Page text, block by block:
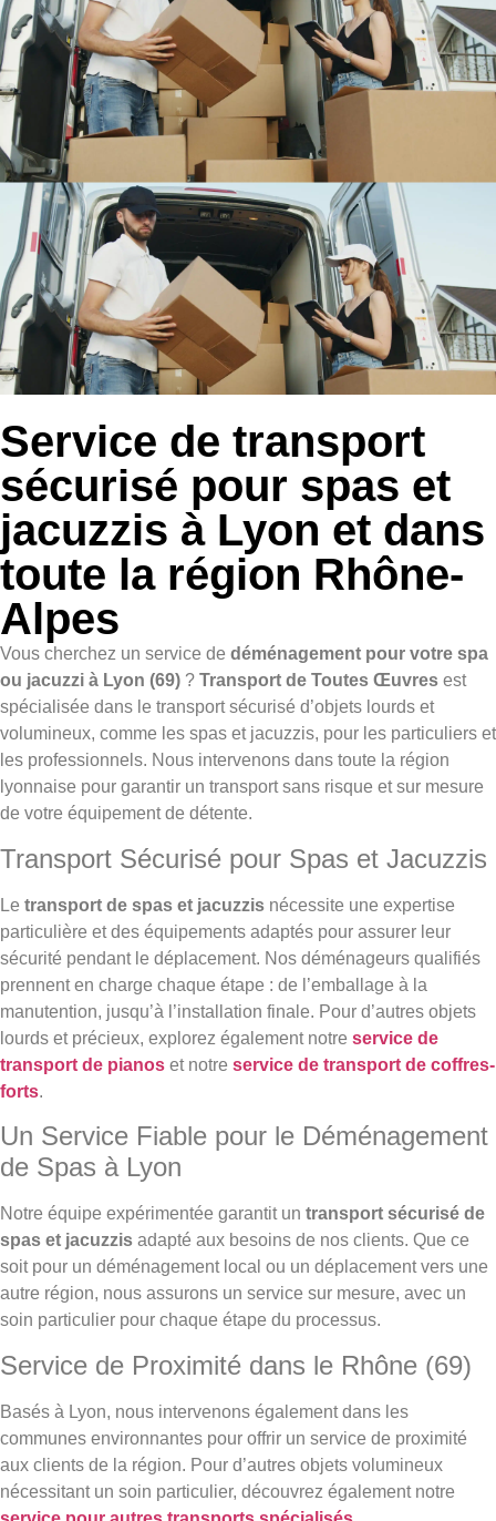
Service de transport
sécurisé pour spas et
jacuzzis à Lyon et dans
toute la région Rhône-
Alpes
Vous cherchez un service de déménagement pour votre spa
ou jacuzzi à Lyon (69) ? Transport de Toutes Œuvres est
spécialisée dans le transport sécurisé d’objets lourds et
volumineux, comme les spas et jacuzzis, pour les particuliers et
les professionnels. Nous intervenons dans toute la région
lyonnaise pour garantir un transport sans risque et sur mesure
de votre équipement de détente.
Transport Sécurisé pour Spas et Jacuzzis
Le transport de spas et jacuzzis nécessite une expertise
particulière et des équipements adaptés pour assurer leur
sécurité pendant le déplacement. Nos déménageurs qualifiés
prennent en charge chaque étape : de l’emballage à la
manutention, jusqu’à l’installation finale. Pour d’autres objets
lourds et précieux, explorez également notre service de
transport de pianos et notre service de transport de coffres-
forts.
Un Service Fiable pour le Déménagement
de Spas à Lyon
Notre équipe expérimentée garantit un transport sécurisé de
spas et jacuzzis adapté aux besoins de nos clients. Que ce
soit pour un déménagement local ou un déplacement vers une
autre région, nous assurons un service sur mesure, avec un
soin particulier pour chaque étape du processus.
Service de Proximité dans le Rhône (69)
Basés à Lyon, nous intervenons également dans les
communes environnantes pour offrir un service de proximité
aux clients de la région. Pour d’autres objets volumineux
nécessitant un soin particulier, découvrez également notre